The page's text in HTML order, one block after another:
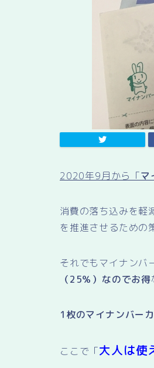
2020年9月から「マ
消費の落ち込みを軽
を推進させるための
それでもマイナンバ
（25％）なのでお得
1枚のマイナンバー
ここで「大人は使